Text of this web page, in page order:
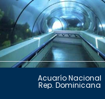
Acuarío Nacional
Rep. Dominicana